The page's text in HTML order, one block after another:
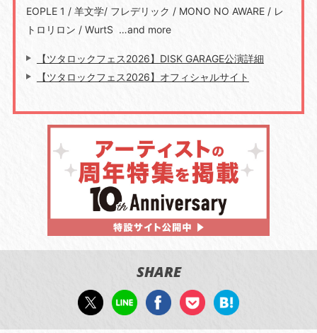
EOPLE 1 / 羊文学/ フレデリック / MONO NO AWARE / レ
トロリロン / WurtS …and more
【ツタロックフェス2026】DISK GARAGE公演詳細
【ツタロックフェス2026】オフィシャルサイト
SHARE